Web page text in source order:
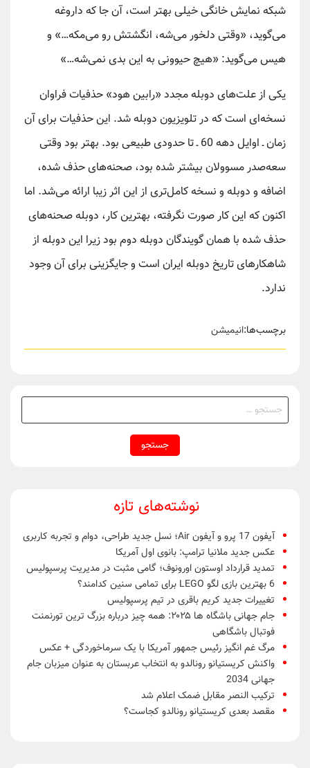
شبکه نمایش خانگی خیلی بهتر است، آن جا که داروغه
می‌گوید، «وقتی دلخور می‌شه، انگشتش رو می‌مکه…» و
هیس می‌گوید: «هیچ حیوونی به این بدی نمی‌شه…»
یکی از علت‌های دوبله مجدد «رابین هود» حذفیات فراوان
نسخه‌ای است که در تلویزیون دوبله شد. این حذفیات برای آن
زمان ـ اوایل دهه 60 ـ تا حدودی طبیعی بود. بهتر بود وقتی
سعه‌صدر مسوولان بیشتر شده بود، صحنه‌های حذف شده،
اضافه و دوبله و نسخه کامل‌تری از این اثر زیبا ارائه می‌شد. اما
اکنون که این کار صورت نگرفته، بهترین کار، دوبله صحنه‌های
حذف شده با همان گویندگان دوبله دوم بود زیرا این دوبله از
شاهکارهای تاریخ دوبله ایران است و جایگزینی برای آن وجود
ندارد.
برچسب‌ها:انیمیشن
جستجو
برای:
نوشته‌های تازه
آیفون 17 پرو و آیفون Air؛ نسل جدید طراحی، دوام و تجربه کاربری
عکس جدید ملانیا ترامپ: بانوی اول آمریکا
تمدید قرارداد اوستون اورونوف؛ گامی مثبت در مدیریت پرسپولیس
6 بهترین بازی لگو LEGO برای تمامی سنین کدامند؟
تغییرات جدید کریم باقری در تیم پرسپولیس
جام جهانی باشگاه ها ۲۰۲۵: همه چیز درباره بزرگ ترین تورنمنت
فوتبال باشگاهی
مرگ غم انگیز رئیس جمهور آمریکا با یک سرماخوردگی + عکس
واکنش کریستیانو رونالدو به انتخاب عربستان به عنوان میزبان جام
جهانی 2034
ترکیب النصر مقابل ضمک اعلام شد
مقصد بعدی کریستیانو رونالدو کجاست؟